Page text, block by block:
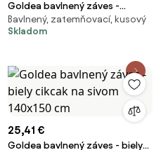
Goldea bavlnený záves -
jesenné tekvice a lístky 140x150
cm
Bavlnený, zatemňovací, kusový
Skladom
25,41 €
Goldea bavlnený záves - biely